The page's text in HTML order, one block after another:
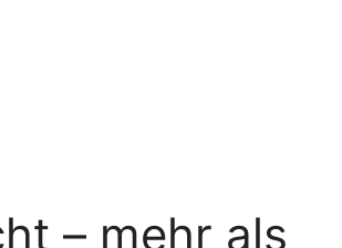
– mehr als